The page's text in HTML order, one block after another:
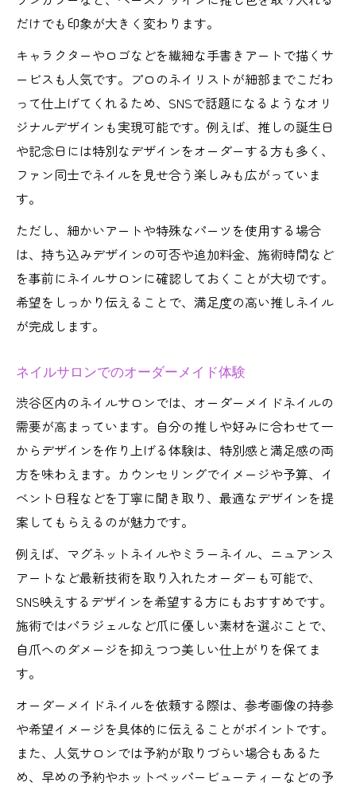
だけでも印象が大きく変わります。
キャラクターやロゴなどを繊細な手書きアートで描くサ
ービスも人気です。プロのネイリストが細部までこだわ
って仕上げてくれるため、SNSで話題になるようなオリ
ジナルデザインも実現可能です。例えば、推しの誕生日
や記念日には特別なデザインをオーダーする方も多く、
ファン同士でネイルを見せ合う楽しみも広がっていま
す。
ただし、細かいアートや特殊なパーツを使用する場合
は、持ち込みデザインの可否や追加料金、施術時間など
を事前にネイルサロンに確認しておくことが大切です。
希望をしっかり伝えることで、満足度の高い推しネイル
が完成します。
ネイルサロンでのオーダーメイド体験
渋谷区内のネイルサロンでは、オーダーメイドネイルの
需要が高まっています。自分の推しや好みに合わせて一
からデザインを作り上げる体験は、特別感と満足感の両
方を味わえます。カウンセリングでイメージや予算、イ
ベント日程などを丁寧に聞き取り、最適なデザインを提
案してもらえるのが魅力です。
例えば、マグネットネイルやミラーネイル、ニュアンス
アートなど最新技術を取り入れたオーダーも可能で、
SNS映えするデザインを希望する方にもおすすめです。
施術ではパラジェルなど爪に優しい素材を選ぶことで、
自爪へのダメージを抑えつつ美しい仕上がりを保てま
す。
オーダーメイドネイルを依頼する際は、参考画像の持参
や希望イメージを具体的に伝えることがポイントです。
また、人気サロンでは予約が取りづらい場合もあるた
め、早めの予約やホットペッパービューティーなどの予